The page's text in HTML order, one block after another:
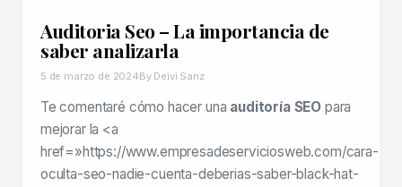
Auditoria Seo – La importancia de
saber analizarla
5 de marzo de 2024By Deivi Sanz
Te comentaré cómo hacer una auditoría SEO para
mejorar la <a
href=»https://www.empresadeserviciosweb.com/cara-
oculta-seo-nadie-cuenta-deberias-saber-black-hat-